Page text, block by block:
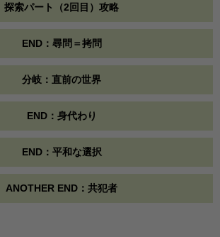
探索パート（2回目）攻略
END：尋問＝拷問
分岐：直前の世界
END：身代わり
END：平和な選択
ANOTHER END：共犯者